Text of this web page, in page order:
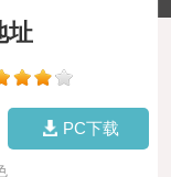
址
PC下载